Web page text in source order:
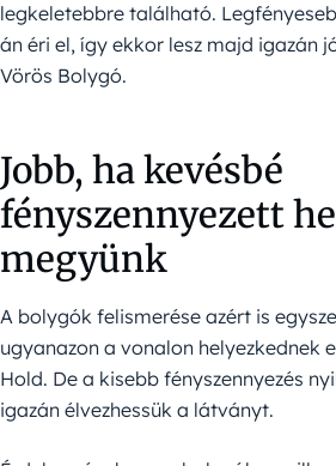
legkeletebbre található.
án éri el, így ekkor lesz majd igazán
Vörös Bolygó.
Jobb, ha kevésbé
fényszennyezett
megyünk
A bolygók felismerése azért is
ugyanazon a vonalon helyezkednek
Hold. De a kisebb fényszennyezés
igazán élvezhessük a látványt.